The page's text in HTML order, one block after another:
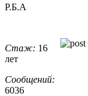
Р.Б.А
Стаж: 16
лет
Сообщений:
6036